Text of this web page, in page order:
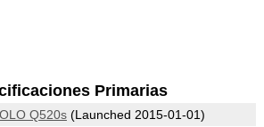
Primarias
Q520s(Launched 2015-01-01)